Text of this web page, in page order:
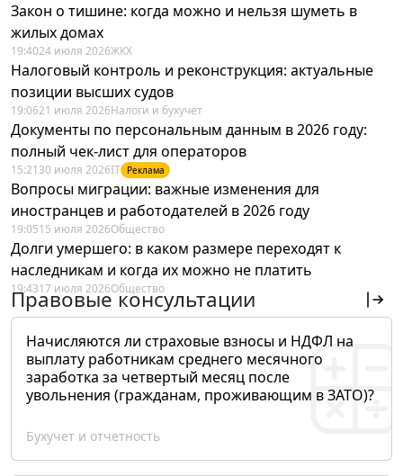
Закон о тишине: когда можно и нельзя шуметь в
жилых домах
19:4024 июля 2026ЖКХ
Налоговый контроль и реконструкция: актуальные
позиции высших судов
19:0621 июля 2026Налоги и бухучет
Документы по персональным данным в 2026 году:
полный чек-лист для операторов
15:21 30 июля 2026IT Реклама
Вопросы миграции: важные изменения для
иностранцев и работодателей в 2026 году
19:0515 июля 2026Общество
Долги умершего: в каком размере переходят к
наследникам и когда их можно не платить
19:4317 июля 2026Общество
Правовые консультации
Начисляются ли страховые взносы и НДФЛ на
выплату работникам среднего месячного
заработка за четвертый месяц после
увольнения (гражданам, проживающим в ЗАТО)?
Бухучет и отчетность